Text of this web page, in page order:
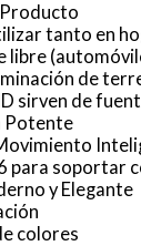
tanto en
libre
de
sirven de
Potente
para soportar
y Elegante
colores